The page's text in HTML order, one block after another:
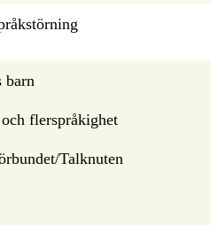
barn
flerspråkighet
Talknuten